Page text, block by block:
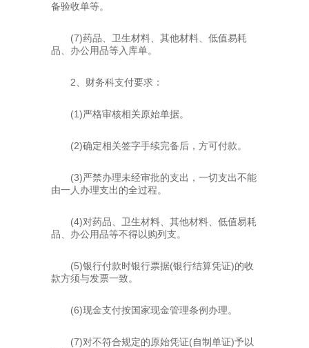
备验收单等。
(7)药品、卫生材料、其他材料、低值易耗
品、办公用品等入库单。
2、财务科支付要求：
(1)严格审核相关原始单据。
(2)确定相关签字手续完备后，方可付款。
(3)严禁办理未经审批的支出，一切支出不能
由一人办理支出的全过程。
(4)对药品、卫生材料、其他材料、低值易耗
品、办公用品等不得以购列支。
(5)银行付款时银行票据(银行结算凭证)的收
款方须与发票一致。
(6)现金支付按国家现金管理条例办理。
(7)对不符合规定的原始凭证(自制单证)予以